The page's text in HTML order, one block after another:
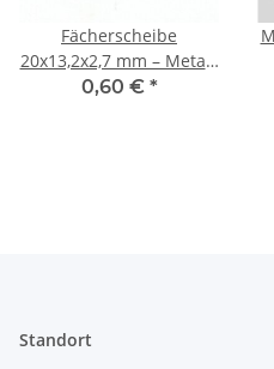
Fächerscheibe
20x13,2x2,7 mm – Metall,
verzinkt (für M13
0,60 € *
Standort